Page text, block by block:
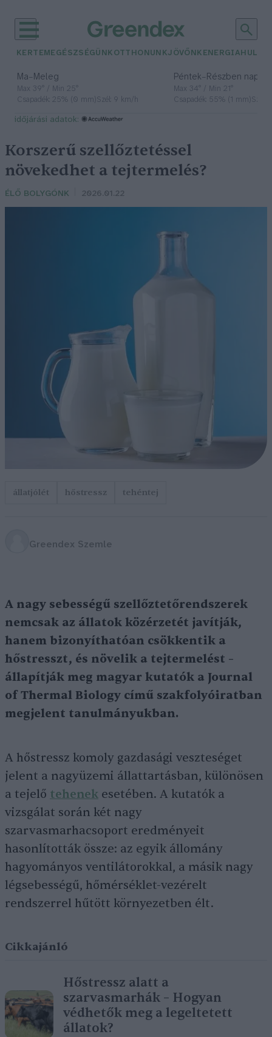
KERTEM EGÉSZSÉGÜNK OTTHONUNKJÖVŐNK ENERGIA
Ma– Meleg
Max 39° / Min 25°
Csapadék: 25% (0 mm)Szél: 9 km/h
Péntek– Részben
Max 34° / Min 21°
Csapadék: 55% (1 mm)Szél:
időjárási adatok:
Korszerű szellőztetéssel
növekedhet a tejtermelés?
ÉLŐ BOLYGÓNK 2026.01.22
állatjólét hőstressz tehéntej
Greendex Szemle
A nagy sebességű szellőztetőrendszerek
nemcsak az állatok közérzetét javítják,
hanem bizonyíthatóan csökkentik a
hőstresszt, és növelik a tejtermelést –
állapítják meg magyar kutatók a Journal
of Thermal Biology című szakfolyóiratban
megjelent tanulmányukban.
A hőstressz komoly gazdasági veszteséget
jelent a nagyüzemi állattartásban, különösen
a tejelő tehenek esetében. A kutatók a
vizsgálat során két nagy
szarvasmarhacsoport eredményeit
hasonlították össze: az egyik állomány
hagyományos ventilátorokkal, a másik nagy
légsebességű, hőmérséklet-vezérelt
rendszerrel hűtött környezetben élt.
Cikkajánló
Hőstressz alatt a
szarvasmarhák – Hogyan
védhetők meg a legeltetett
állatok?